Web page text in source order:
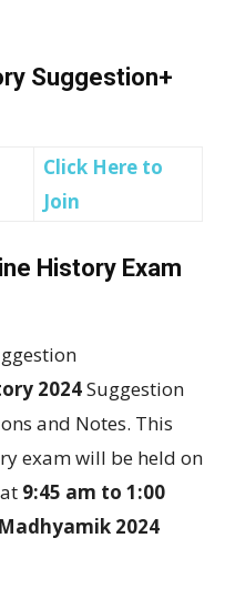
Suggestion+
Click Here to
Join
History Exam
2024Suggestion
and Notes. This
exam will be held on
at 9:45 am to 1:00
Madhyamik 2024